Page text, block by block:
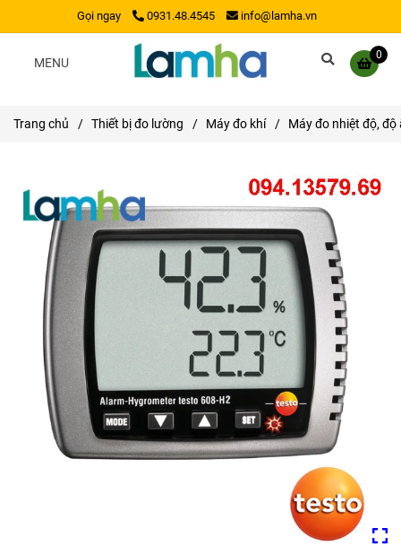
Gọi ngay 0931.48.4545 info@lamha.vn
0
MENU
Trang chủ / Thiết bị đo lường / Máy đo khí / Máy đo nhiệt độ, độ